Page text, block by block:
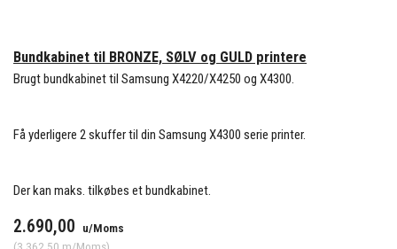
Bundkabinet til BRONZE, SØLV og GULD printere
Brugt bundkabinet til Samsung X4220/X4250 og X4300.
Få yderligere 2 skuffer til din Samsung X4300 serie printer.
Der kan maks. tilkøbes et bundkabinet.
2.690,00
u/Moms